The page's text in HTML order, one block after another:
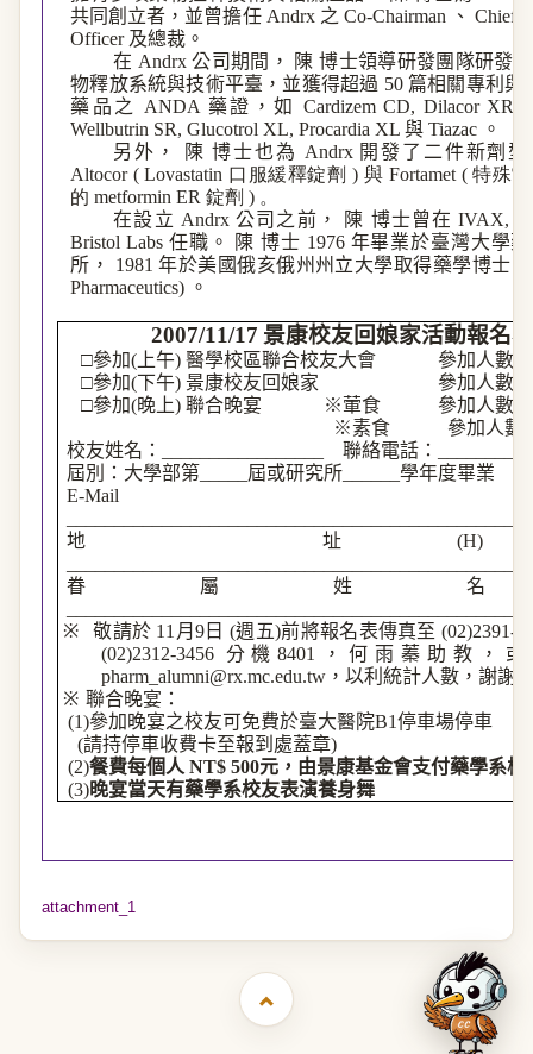
共同創立者，並曾擔任 Andrx 之 Co-Chairman 、 Chief
Officer 及總裁。
在 Andrx 公司期間， 陳 博士領導研發團隊研發
物釋放系統與技術平臺 ，並獲得超過 50 篇相關專利與
藥品之
ANDA 藥證 ，如 CardizemCD, DilacorXR,
Wellbutrin SR,Glucotrol XL,Procardia XL與 Tiazac 。
另外，
陳 博士也為 Andrx 開發了二件新劑型
Altocor(Lovastatin 口服緩釋錠劑 ) 與 Fortamet (特殊
的 metformin ER錠劑 ) 。
在設立 Andrx 公司之前， 陳 博士曾在 IVAX,
Bristol Labs 任職。 陳 博士 1976 年畢業於臺灣大學
所，
1981年於美國俄亥俄州州立大學取得藥學博士
Pharmaceutics) 。
2007/11/17 景康校友回娘家活動報名表
□參加(上午) 醫學校區聯合校友大會 參加人數：
□參加(下午) 景康校友回娘家 參加人數：
□參加(晚上) 聯合晚宴 ※葷食 參加人數：
※素食
參加人數
校友姓名：
聯絡電話：
屆別
：大學部第 屆或研究所______ 學年度畢業
E-Mail
地
址 (H)
眷屬姓名
※
敬請於 11 月9 日 (週五)前將報名表傳真至 (02)2391-
(02)2312-3456 分機8401 ，何雨蓁助教，或
pharm_alumni@rx.mc.edu.tw，以利統計人數，謝謝
※ 聯合晚宴：
(1)參加晚宴之校友可免費於臺大醫院B1停車場停車
(請持停車收費卡至報到處蓋章)
(2)餐費每個人 NT$ 500元，由景康基金會支付藥學系校
(3)晚宴當天有藥學系校友表演養身舞
attachment_1